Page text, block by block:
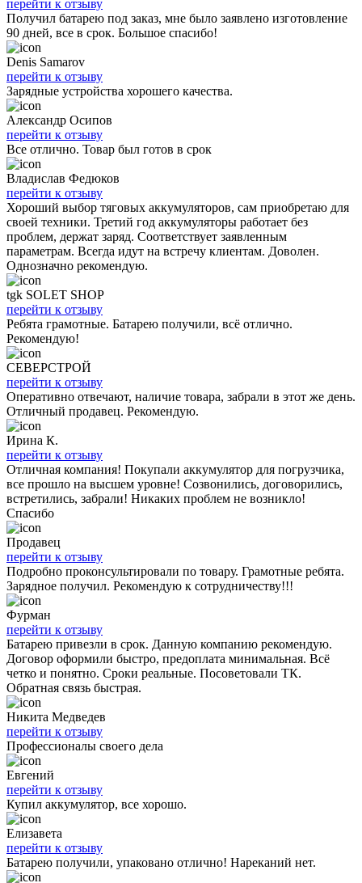
перейти к отзыву
Получил батарею под заказ, мне было заявлено изготовление
90 дней, все в срок. Большое спасибо!
Denis Samarov
перейти к отзыву
Зарядные устройства хорошего качества.
Александр Осипов
перейти к отзыву
Все отлично. Товар был готов в срок
Владислав Федюков
перейти к отзыву
Хороший выбор тяговых аккумуляторов, сам приобретаю для
своей техники. Третий год аккумуляторы работает без
проблем, держат заряд. Соответствует заявленным
параметрам. Всегда идут на встречу клиентам. Доволен.
Однозначно рекомендую.
tgk SOLET SHOP
перейти к отзыву
Ребята грамотные. Батарею получили, всё отлично.
Рекомендую!
СЕВЕРСТРОЙ
перейти к отзыву
Оперативно отвечают, наличие товара, забрали в этот же день.
Отличный продавец. Рекомендую.
Ирина К.
перейти к отзыву
Отличная компания! Покупали аккумулятор для погрузчика,
все прошло на высшем уровне! Созвонились, договорились,
встретились, забрали! Никаких проблем не возникло!
Спасибо
Продавец
перейти к отзыву
Подробно проконсультировали по товару. Грамотные ребята.
Зарядное получил. Рекомендую к сотрудничеству!!!
Фурман
перейти к отзыву
Батарею привезли в срок. Данную компанию рекомендую.
Договор оформили быстро, предоплата минимальная. Всё
четко и понятно. Сроки реальные. Посоветовали ТК.
Обратная связь быстрая.
Никита Медведев
перейти к отзыву
Профессионалы своего дела
Евгений
перейти к отзыву
Купил аккумулятор, все хорошо.
Елизавета
перейти к отзыву
Батарею получили, упаковано отлично! Нареканий нет.